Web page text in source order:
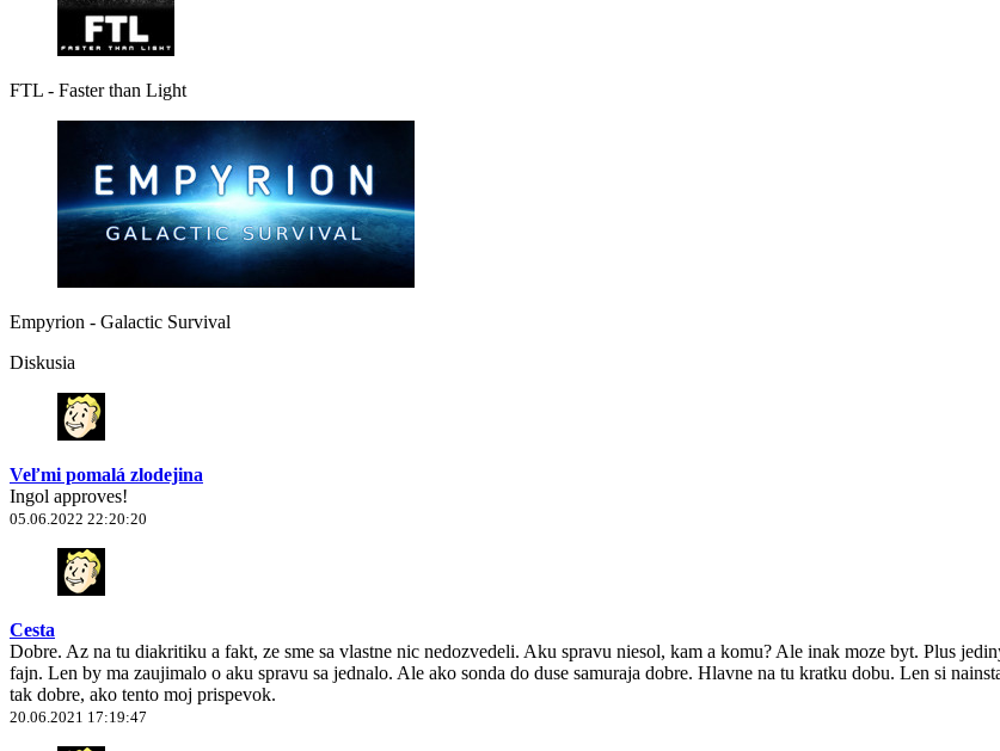
FTL - Faster than Light
Empyrion - Galactic Survival
Diskusia
Veľmi pomalá zlodejina
Ingol approves!
05.06.2022 22:20:20
Cesta
Dobre. Az na tu diakritiku a fakt, ze sme sa vlastne nic nedozvedeli. Aku spravu niesol, kam a komu? Ale inak moze byt. Plus
fajn. Len by ma zaujimalo o aku spravu sa jednalo. Ale ako sonda do duse samuraja dobre. Hlavne na tu kratku dobu. Len si
tak dobre, ako tento moj prispevok.
20.06.2021 17:19:47